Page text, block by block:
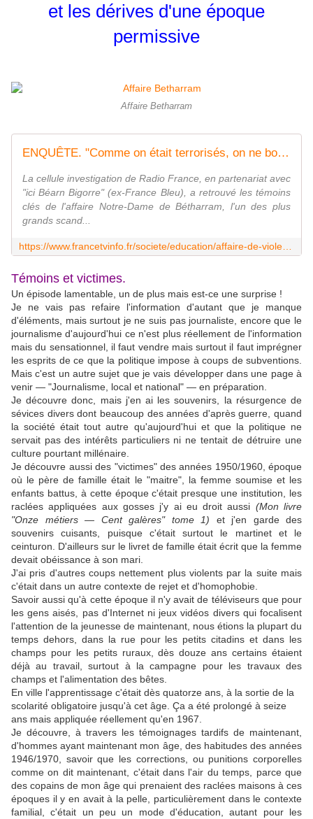
et les dérives d'une époque
permissive
Affaire Betharram
ENQUÊTE. "Comme on était terrorisés, on ne bougeait pas" : rencontre avec des témoins clés de l'affaire Notre-Dame de Bétharram
La cellule investigation de Radio France, en partenariat avec
"ici Béarn Bigorre" (ex-France Bleu), a retrouvé les témoins
clés de l'affaire Notre-Dame de Bétharram, l'un des plus
grands scand...
Témoins et victimes.
Un épisode lamentable, un de plus mais est-ce une surprise !
Je ne vais pas refaire l'information d'autant que je manque
d'éléments, mais surtout je ne suis pas journaliste, encore que le
journalisme d'aujourd'hui ce n'est plus réellement de l'information
mais du sensationnel, il faut vendre mais surtout il faut imprégner
les esprits de ce que la politique impose à coups de subventions.
Mais c'est un autre sujet que je vais développer dans une page à
venir — "Journalisme, local et national" — en préparation.
Je découvre donc, mais j'en ai les souvenirs, la résurgence de
sévices divers dont beaucoup des années d'après guerre, quand
la société était tout autre qu'aujourd'hui et que la politique ne
servait pas des intérêts particuliers ni ne tentait de détruire une
culture pourtant millénaire.
Je découvre aussi des "victimes" des années 1950/1960, époque
où le père de famille était le "maitre", la femme soumise et les
enfants battus, à cette époque c'était presque une institution, les
raclées appliquées aux gosses j'y ai eu droit aussi (Mon livre
"Onze métiers — Cent galères" tome 1) et j'en garde des
souvenirs cuisants, puisque c'était surtout le martinet et le
ceinturon. D'ailleurs sur le livret de famille était écrit que la femme
devait obéissance à son mari.
J'ai pris d'autres coups nettement plus violents par la suite mais
c'était dans un autre contexte de rejet et d'homophobie.
Savoir aussi qu'à cette époque il n'y avait de téléviseurs que pour
les gens aisés, pas d'Internet ni jeux vidéos divers qui focalisent
l'attention de la jeunesse de maintenant, nous étions la plupart du
temps dehors, dans la rue pour les petits citadins et dans les
champs pour les petits ruraux, dès douze ans certains étaient
déjà au travail, surtout à la campagne pour les travaux des
champs et l'alimentation des bêtes.
En ville l'apprentissage c'était dès quatorze ans, à la sortie de la
scolarité obligatoire jusqu'à cet âge. Ça a été prolongé à seize
ans mais appliquée réellement qu'en 1967.
Je découvre, à travers les témoignages tardifs de maintenant,
d'hommes ayant maintenant mon âge, des habitudes des années
1946/1970, savoir que les corrections, ou punitions corporelles
comme on dit maintenant, c'était dans l'air du temps, parce que
des copains de mon âge qui prenaient des raclées maisons à ces
époques il y en avait à la pelle, particulièrement dans le contexte
familial, c'était un peu un mode d'éducation, autant pour les